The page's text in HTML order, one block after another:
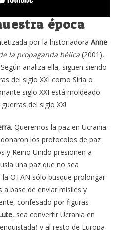
época
por la historiadora Anne
la propaganda bélica(2001),
analiza ella, siguen siendo
del siglo XXI como Siria o
siglo XXI está moldeado
del siglo XX!
. Queremos la paz en Ucrania.
los protocolos de paz
y Reino Unido presionen a
una paz que no sea
OTAN sólo busque prolongar
base de enviar misiles y
confesado por figuras
, sea convertir Ucrania en
y al resto de Europa